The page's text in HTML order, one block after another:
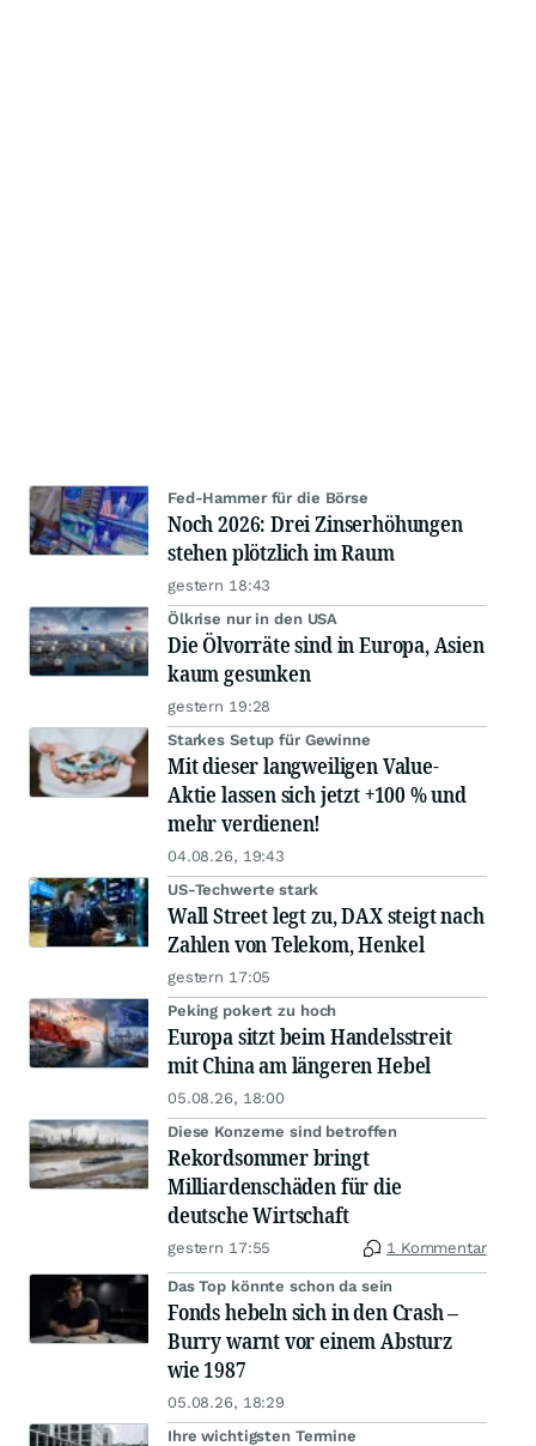
Fed-Hammer für die Börse
Noch 2026: Drei Zinserhöhungen
stehen plötzlich im Raum
gestern 18:43
Ölkrise nur in den USA
Die Ölvorräte sind in Europa, Asien
kaum gesunken
gestern 19:28
Starkes Setup für Gewinne
Mit dieser langweiligen Value-
Aktie lassen sich jetzt +100 % und
mehr verdienen!
04.08.26, 19:43
US-Techwerte stark
Wall Street legt zu, DAX steigt nach
Zahlen von Telekom, Henkel
gestern 17:05
Peking pokert zu hoch
Europa sitzt beim Handelsstreit
mit China am längeren Hebel
05.08.26, 18:00
Diese Konzerne sind betroffen
Rekordsommer bringt
Milliardenschäden für die
deutsche Wirtschaft
gestern 17:55 1 Kommentar
Das Top könnte schon da sein
Fonds hebeln sich in den Crash –
Burry warnt vor einem Absturz
wie 1987
05.08.26, 18:29
Ihre wichtigsten Termine